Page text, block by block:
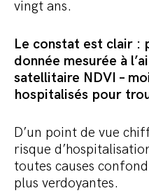
vingt ans.
Le constat est clair :
donnée mesurée à
satellitaire NDVI –
hospitalisés pour
D’un point de vue
risque
toutes causes
plus verdoyantes.